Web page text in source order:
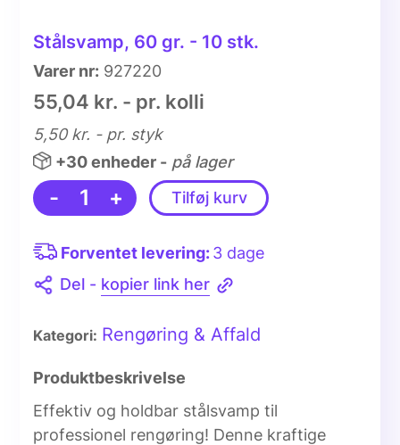
Stålsvamp, 60 gr. - 10 stk.
Varer nr: 927220
55,04 kr. - pr. kolli
5,50 kr. - pr. styk
+30 enheder - på lager
- 1 + Tilføj kurv
Forventet levering:3 dage
Del - kopier link her
Kategori: Rengøring & Affald
Produktbeskrivelse
Effektiv og holdbar stålsvamp til
professionel rengøring! Denne kraftige